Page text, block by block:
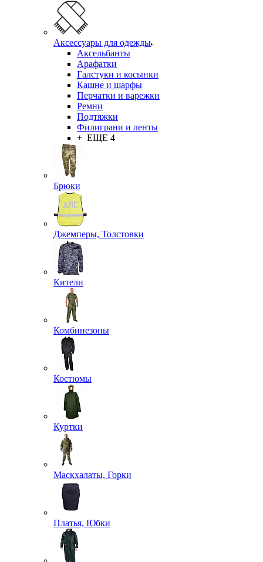
Аксессуары для одежды
Аксельбанты
Арафатки
Галстуки и косынки
Кашне и шарфы
Перчатки и варежки
Ремни
Подтяжки
Филиграни и ленты
+ ЕЩЕ 4
Брюки
Джемперы, Толстовки
Кители
Комбинезоны
Костюмы
Куртки
Маскхалаты, Горки
Платья, Юбки